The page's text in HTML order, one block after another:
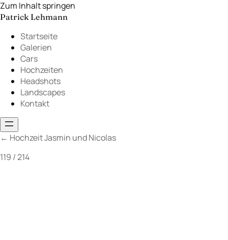
Zum Inhalt springen
Patrick Lehmann
Startseite
Galerien
Cars
Hochzeiten
Headshots
Landscapes
Kontakt
← Hochzeit Jasmin und Nicolas
119 / 214